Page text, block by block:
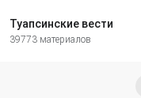
Туапсинские вести
39773 материалов